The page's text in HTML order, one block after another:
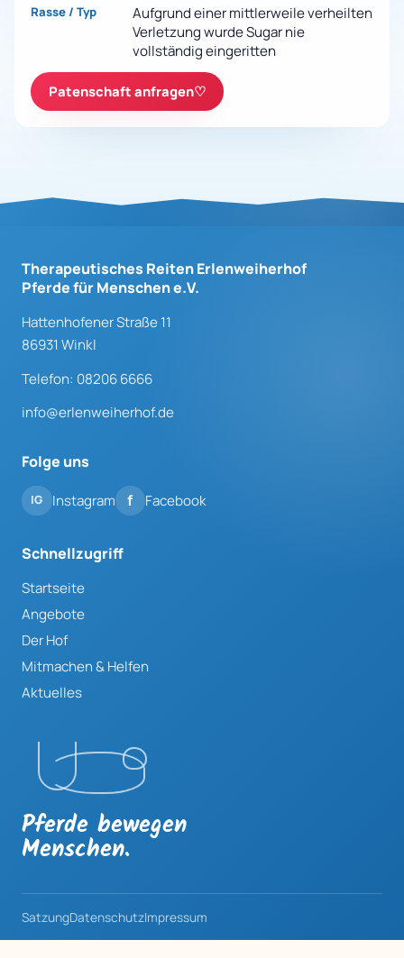
Rasse / Typ
Aufgrund einer mittlerweile verheilten
Verletzung wurde Sugar nie
vollständig eingeritten
Patenschaft anfragen♡
Therapeutisches Reiten Erlenweiherhof
Pferde für Menschen e.V.
Hattenhofener Straße 11
86931 Winkl
Telefon: 08206 6666
info@erlenweiherhof.de
Folge uns
Instagram Facebook
Schnellzugriff
Startseite
Angebote
Der Hof
Mitmachen & Helfen
Aktuelles
Pferde bewegen
Menschen.
SatzungDatenschutzImpressum